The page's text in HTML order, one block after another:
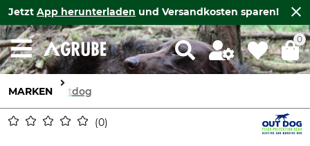
Jetzt App herunterladen und Versandkosten sparen!
0
MARKEN Outdog
0